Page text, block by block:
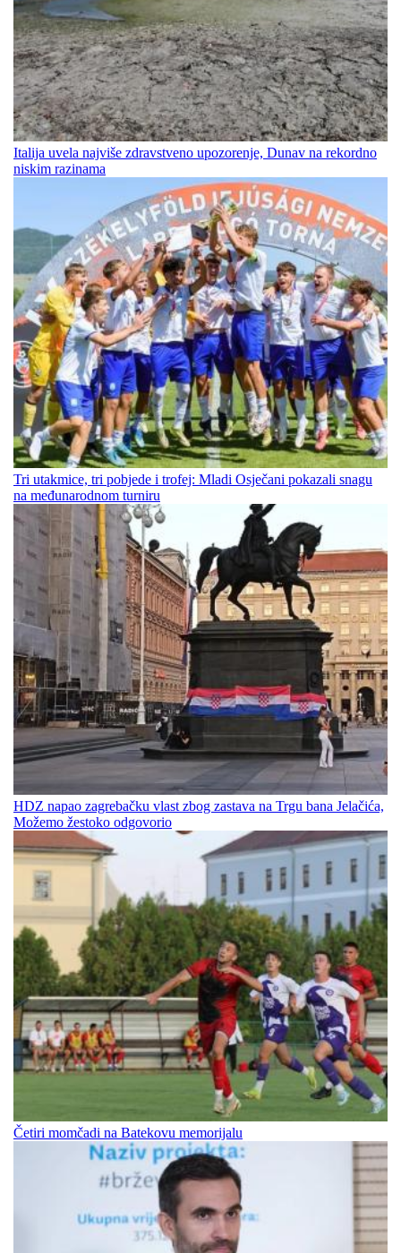
Italija uvela najviše zdravstveno upozorenje, Dunav na rekordno
niskim razinama
Tri utakmice, tri pobjede i trofej: Mladi Osječani pokazali snagu
na međunarodnom turniru
HDZ napao zagrebačku vlast zbog zastava na Trgu bana Jelačića,
Možemo žestoko odgovorio
Četiri momčadi na Batekovu memorijalu